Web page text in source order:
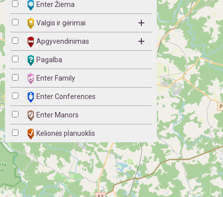
Enter Žiema
Valgis ir gėrimai
Apgyvendinimas
Pagalba
Enter Family
Enter Conferences
Enter Manors
Kelionės planuoklis